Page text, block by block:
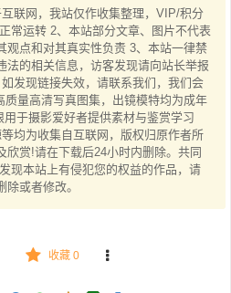
联网，我站仅作收集整理，VIP/积分
常运转 2、本站部分文章、图片不代表
观点和对其真实性负责 3、本站一律禁
法的相关信息，访客发现请向站长举报
发现链接失效，请联系我们，我们会
量高清写真图集，出镜模特均为成年
于摄影爱好者提供素材与鉴赏学习
均为收集自互联网，版权归原作者所
欣赏!请在下载后24小时内删除。共同
现本站上有侵犯您的权益的作品，请
或者修改。
收藏 0